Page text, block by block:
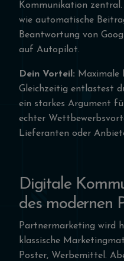
Kommunikation
wie automatische
Beantwortung von
auf Autopilot.
Dein Vorteil: Maximale
Gleichzeitig entlastest
ein starkes Argument
echter
Lieferanten oder
Digitale
des modernen
Partnermarketing wird
klassische
Poster, Werbemittel.